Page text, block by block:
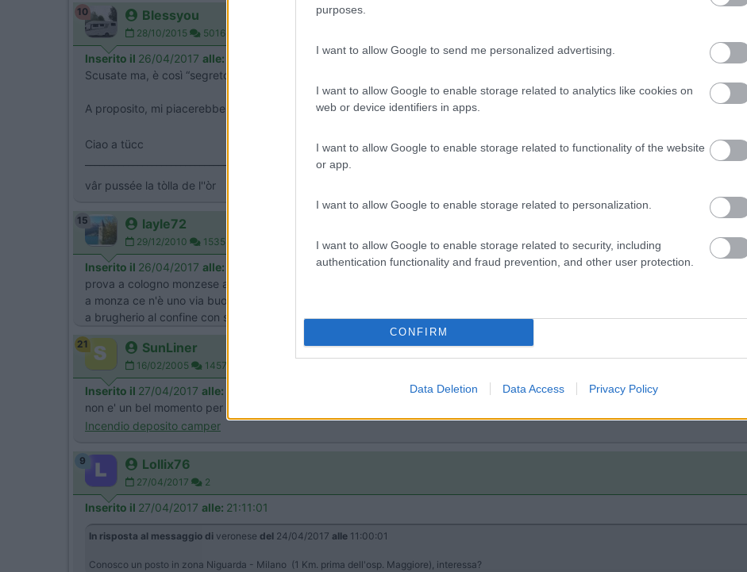
purposes.
I want to allow Google to send me personalized advertising.
I want to allow Google to enable storage related to analytics like cookies on
web or device identifiers in apps.
I want to allow Google to enable storage related to functionality of the website
or app.
I want to allow Google to enable storage related to personalization.
I want to allow Google to enable storage related to security, including
authentication functionality and fraud prevention, and other user protection.
CONFIRM
Data Deletion Data Access Privacy Policy
10 Blessyou
28/10/2015 5016
Inserito il 26/04/2017 alle:
Scusate ma, è così “segreto” conoscere l’ubicazione di un rimessaggio ???
A proposito, mi piacerebbe capire dove si trova il rimessaggio a Vignate, grazie
Ciao a tücc
vâr pussée la tòlla de l''òr
15 layle72
29/12/2010 1535
Inserito il 26/04/2017 alle:
prova a cologno monzese al paladog viale spagna, uscita tangenziale colongo sud o sempre in viale spagna, verso san maurizio
a monza ce n'è uno via buonarroti che è la strada che da brugherio va verso il centro di monza
a brugherio al confine con san maurizio al lambro ce n'è un altro
21 SunLiner
16/02/2005 1457
Inserito il 27/04/2017 alle:
non e' un bel momento per i rimessaggi di quella zona
Incendio deposito camper
9 Lollix76
27/04/2017 2
Inserito il 27/04/2017 alle: 21:11:01
In risposta al messaggio di veronese del 24/04/2017 alle 11:00:01
Conosco un posto in zona Niguarda - Milano (1 Km. prima dell'osp. Maggiore), interessa?